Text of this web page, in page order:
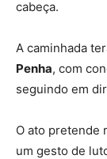
cabeça.
A caminhada
Penha, com
seguindo em
O ato pretende
um gesto de